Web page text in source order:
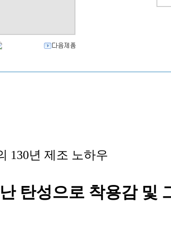
130년 제조 노하우
탄성으로 착용감 및